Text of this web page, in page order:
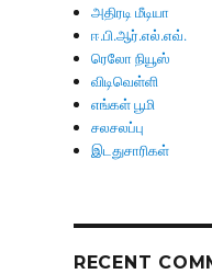
அதிரடி மீடியா
ஈ.பி.ஆர்.எல்.எவ்.
ரெலோ நியூஸ்
விடிவெள்ளி
எங்கள் பூமி
சலசலப்பு
இடதுசாரிகள்
RECENT